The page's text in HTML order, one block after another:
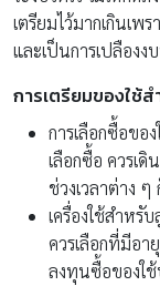
เตรียมไว้มากเกินเพ
และเป็นการเปลือง
การเตรียมของใช้
การเลือกซื้อขอ
เลือกซื้อ ควรเ
ช่วงเวลาต่าง
เครื่องใช้สำหรั
ควรเลือกที่มีอา
ลงทุนซื้อของใช้